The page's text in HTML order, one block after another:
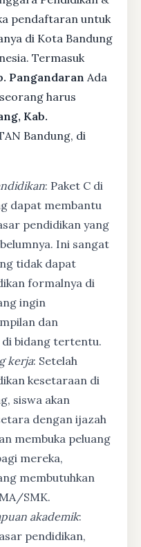
pendaftaran untuk
di Kota Bandung
Termasuk
Pangandaran Ada
harus
Kab.
Bandung, di
: Paket C di
dapat membantu
pendidikan yang
Ini sangat
tidak dapat
formalnya di
ingin
dan
di bidang tertentu.
kerja: Setelah
kesetaraan di
siswa akan
dengan ijazah
membuka peluang
mereka,
membutuhkan
SMK.
akademik:
pendidikan,